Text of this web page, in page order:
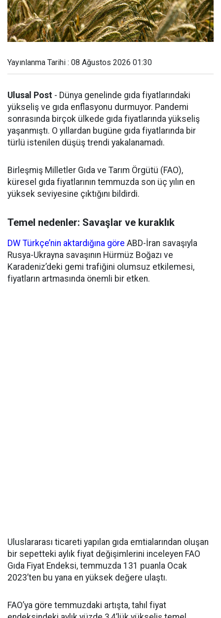
Yayınlanma Tarihi : 08 Ağustos 2026 01:30
Ulusal Post - Dünya genelinde gıda fiyatlarındaki
yükseliş ve gıda enflasyonu durmuyor. Pandemi
sonrasında birçok ülkede gıda fiyatlarında yükseliş
yaşanmıştı. O yıllardan bugüne gıda fiyatlarında bir
türlü istenilen düşüş trendi yakalanamadı.
Birleşmiş Milletler Gıda ve Tarım Örgütü (FAO),
küresel gıda fiyatlarının temmuzda son üç yılın en
yüksek seviyesine çıktığını bildirdi.
Temel nedenler: Savaşlar ve kuraklık
DW Türkçe’nin aktardığına göre ABD-İran savaşıyla
Rusya-Ukrayna savaşının Hürmüz Boğazı ve
Karadeniz’deki gemi trafiğini olumsuz etkilemesi,
fiyatların artmasında önemli bir etken.
Uluslararası ticareti yapılan gıda emtialarından oluşan
bir sepetteki aylık fiyat değişimlerini inceleyen FAO
Gıda Fiyat Endeksi, temmuzda 131 puanla Ocak
2023’ten bu yana en yüksek değere ulaştı.
FAO’ya göre temmuzdaki artışta, tahıl fiyat